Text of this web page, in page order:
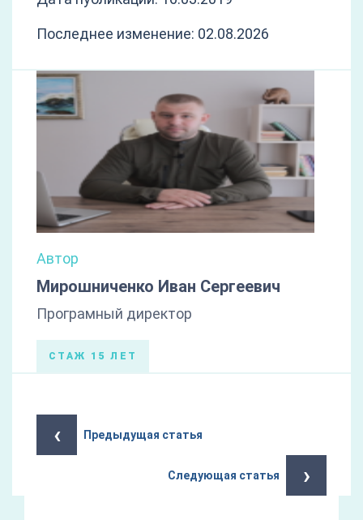
Последнее изменение: 02.08.2026
Автор
Мирошниченко Иван Сергеевич
Програмный директор
СТАЖ 15 ЛЕТ
‹ Предыдущая статья
Следующая статья ›